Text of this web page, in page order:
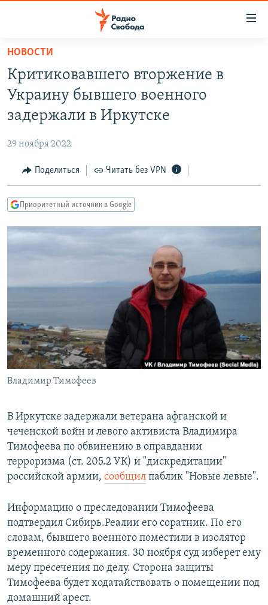
упрощенного
доступа
Вернуться
основному
Вернутся
Вернутся
поиску
ПОДКАСТЫ
АВТОРСКИЕ ПРОЕКТЫ
МНЕНИЯ
КУЛЬТУРА
КАВКАЗ.РЕАЛИИ
СЕВЕР.РЕАЛИИ
СИБИРЬ.РЕАЛИИ
РАСПИСАНИЕ ВЕЩАНИЯ
ПОДПИШИТЕСЬ НА РАССЫЛКУ
СОЦИАЛЬНЫЕ СЕТИ
Все сайты РСЕ/РС
НОВОСТИ
Критиковавшего вторжение в
Украину бывшего военного
задержали в Иркутске
29 ноября 2022
Поделиться Читать без VPN
Приоритетный источник в Google
Владимир Тимофеев
В Иркутске задержали ветерана афганской и
чеченской войн и левого активиста Владимира
Тимофеева по обвинению в оправдании
терроризма (ст. 205.2 УК) и "дискредитации"
российской армии, сообщил паблик "Новые левые".
Информацию о преследовании Тимофеева
подтвердил Сибирь.Реалии его соратник. По его
словам, бывшего военного поместили в изолятор
временного содержания. 30 ноября суд изберет ему
меру пресечения по делу. Сторона защиты
Тимофеева будет ходатайствовать о помещении под
домашний арест.